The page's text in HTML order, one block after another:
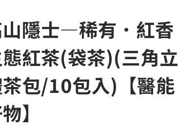
隱士—稀有．紅香
紅茶(袋茶)(三角立
包/10包入)【醫能
】